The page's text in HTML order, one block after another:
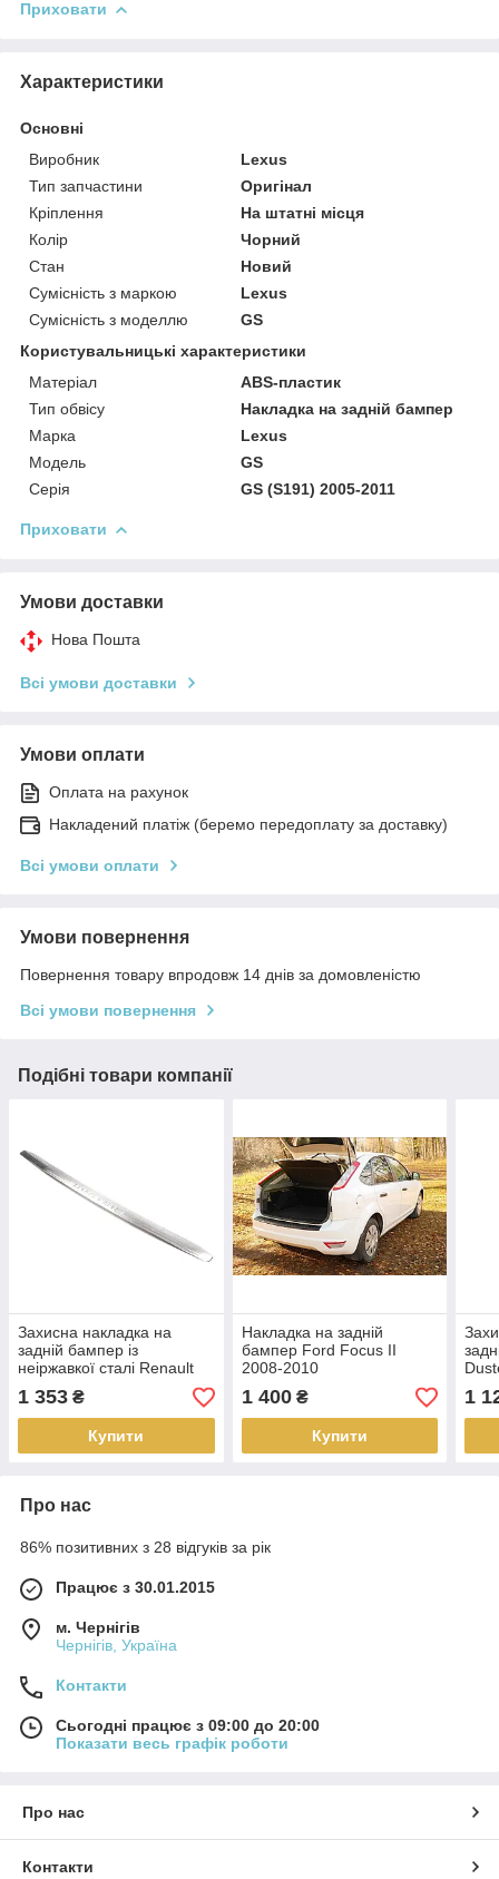
Приховати
Характеристики
Основні
Виробник
Lexus
Тип запчастини
Оригінал
Кріплення
На штатні місця
Колір
Чорний
Стан
Новий
Сумісність з маркою
Lexus
Сумісність з моделлю
GS
Користувальницькі характеристики
Матеріал
ABS-пластик
Тип обвісу
Накладка на задній бампер
Марка
Lexus
Модель
GS
Серія
GS (S191) 2005-2011
Приховати
Умови доставки
Нова Пошта
Всі умови доставки
Умови оплати
Оплата на рахунок
Накладений платіж (беремо передоплату за доставку)
Всі умови оплати
Умови повернення
Повернення товару впродовж 14 днів за домовленістю
Всі умови повернення
Подібні товари компанії
Захисна накладка на
задній бампер із
неіржавкої сталі Renault
Duster 2018+ г.в. Рено
Дастер
1 353 ₴
Купити
Накладка на задній
бампер Ford Focus II
2008-2010
1 400₴
Купити
1
Про нас
86% позитивних з 28 відгуків за рік
Працює з 30.01.2015
м. Чернігів
Чернігів, Україна
Контакти
Сьогодні працює з 09:00 до 20:00
Показати весь графік роботи
Про нас
Контакти